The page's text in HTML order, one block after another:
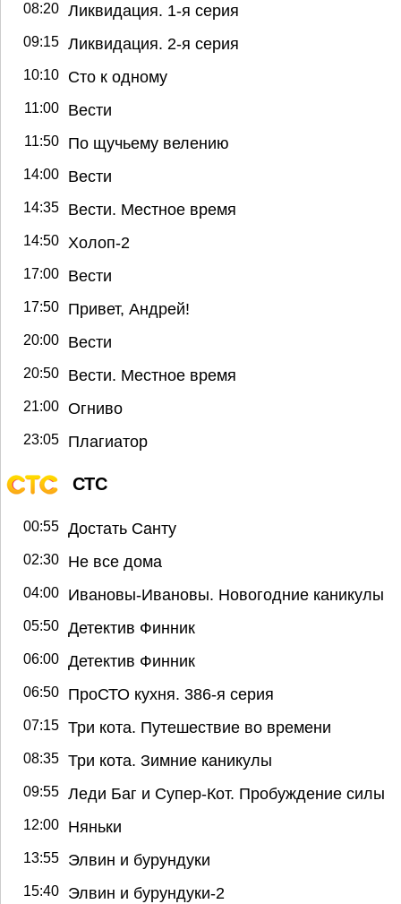
08:20 Ликвидация. 1-я серия
09:15 Ликвидация. 2-я серия
10:10 Сто к одному
11:00 Вести
11:50 По щучьему велению
14:00 Вести
14:35 Вести. Местное время
14:50 Холоп-2
17:00 Вести
17:50 Привет, Андрей!
20:00 Вести
20:50 Вести. Местное время
21:00 Огниво
23:05 Плагиатор
СТС
00:55 Достать Санту
02:30 Не все дома
04:00 Ивановы-Ивановы. Новогодние каникулы
05:50 Детектив Финник
06:00 Детектив Финник
06:50 ПроСТО кухня. 386-я серия
07:15 Три кота. Путешествие во времени
08:35 Три кота. Зимние каникулы
09:55 Леди Баг и Супер-Кот. Пробуждение силы
12:00 Няньки
13:55 Элвин и бурундуки
15:40 Элвин и бурундуки-2